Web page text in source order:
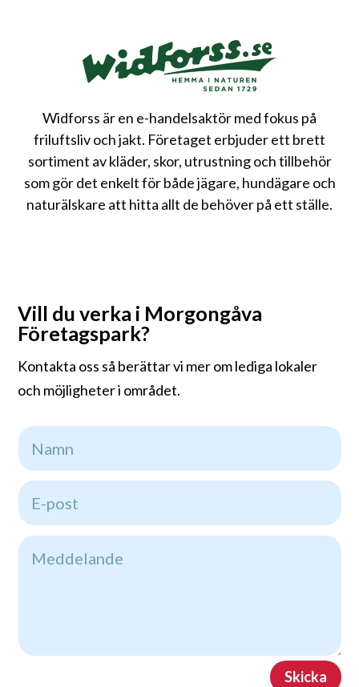
Widforss är en e-handelsaktör med fokus på
friluftsliv och jakt. Företaget erbjuder ett brett
sortiment av kläder, skor, utrustning och tillbehör
som gör det enkelt för både jägare, hundägare och
naturälskare att hitta allt de behöver på ett ställe.
Vill du verka i Morgongåva
Företagspark?
Kontakta oss så berättar vi mer om lediga lokaler
och möjligheter i området.
Skicka